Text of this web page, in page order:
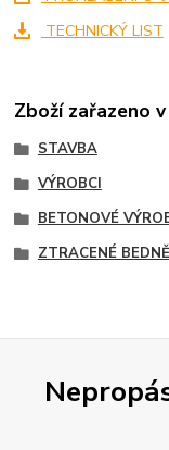
TECHNICKÝ LIST
Zboží zařazeno
STAVBA
VÝROBCI
BETONOVÉ
ZTRACENÉ